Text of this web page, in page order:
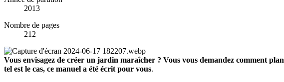
2013
Nombre de pages
212
Vous envisagez de créer un jardin maraîcher ? Vous vous demandez comment
tel est le cas, ce manuel a été écrit pour vous.